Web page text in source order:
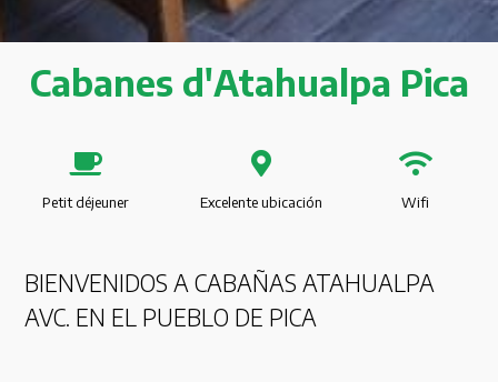
Cabanes d'Atahualpa Pica
Petit déjeuner Excelente ubicación Wifi
BIENVENIDOS A CABAÑAS ATAHUALPA
AVC. EN EL PUEBLO DE PICA